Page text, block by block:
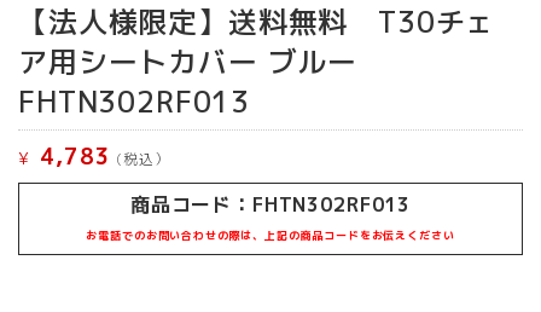
【法人様限定】送料無料 T30チェ
ア用シートカバー ブルー
FHTN302RF013
¥ 4,783 (税込）
商品コード： FHTN302RF013
お電話でのお問い合わせの際は、上記の商品コードをお伝えください